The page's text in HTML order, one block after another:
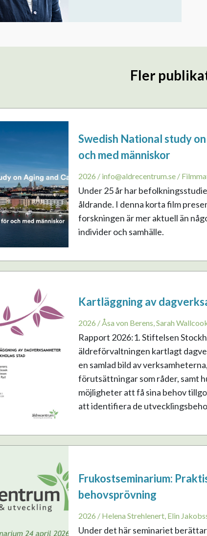
Fler
Swedish National study
och med människor
2026 / info@aldrecentrum.se /
Under 25 år har
åldrande. I denna korta film
forskningen är mer aktuell än
individer och samhälle.
Kartläggning av
2026 / Åsa von Berens, Sarah
Rapport 2026:1. Stiftelsen
äldreförvaltningen kartlagt
en samlad bild av
förutsättningar som råder, samt
möjligheter att få sina behov
att identifiera de
Frukostseminarium:
behovsprövning
2026 / Helena Strehlenert, Elin
Under det här seminariet